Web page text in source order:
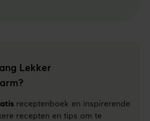
Lekker
receptenboek en inspirerende
recepten en tips om te